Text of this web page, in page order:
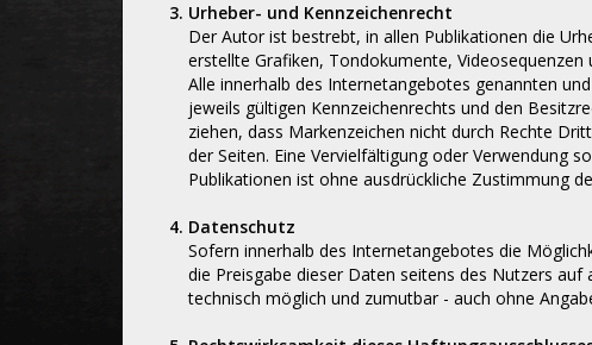
Urheber- und Kennzeichenrecht
Der Autor ist bestrebt, in allen Publikationen die
erstellte Grafiken, Tondokumente,
Alle innerhalb des Internetangebotes genannten
jeweils gültigen Kennzeichenrechts und den
ziehen, dass Markenzeichen nicht durch Rechte
der Seiten. Eine Vervielfältigung oder Verwendung
Publikationen ist ohne ausdrückliche Zustimmung
Datenschutz
Sofern innerhalb des Internetangebotes die
die Preisgabe dieser Daten seitens des Nutzers
technisch möglich und zumutbar - auch ohne